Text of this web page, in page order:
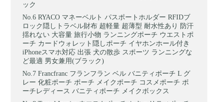
ック
RYACO マネーベルト パスポートホルダー RFIDブ
ロック隠しトラベル財布 超軽量 超薄型 耐水性あり 防汗
揺れない 大容量 旅行小物 ランニングポーチ ウエストポ
ーチ カードウォレット隠しポーチ イヤホンホール付き
iPhoneスマホ対応 出張 犬の散歩 スポーツ ランニングな
ど最適 男女兼用(ブラック)
Francfranc フランフラン ベル バニティポーチ L グ
レー 化粧ポーチ ポーチ メイクポーチ コスメポーチ ポ
ーチレディース バニティポーチ メイクボックス